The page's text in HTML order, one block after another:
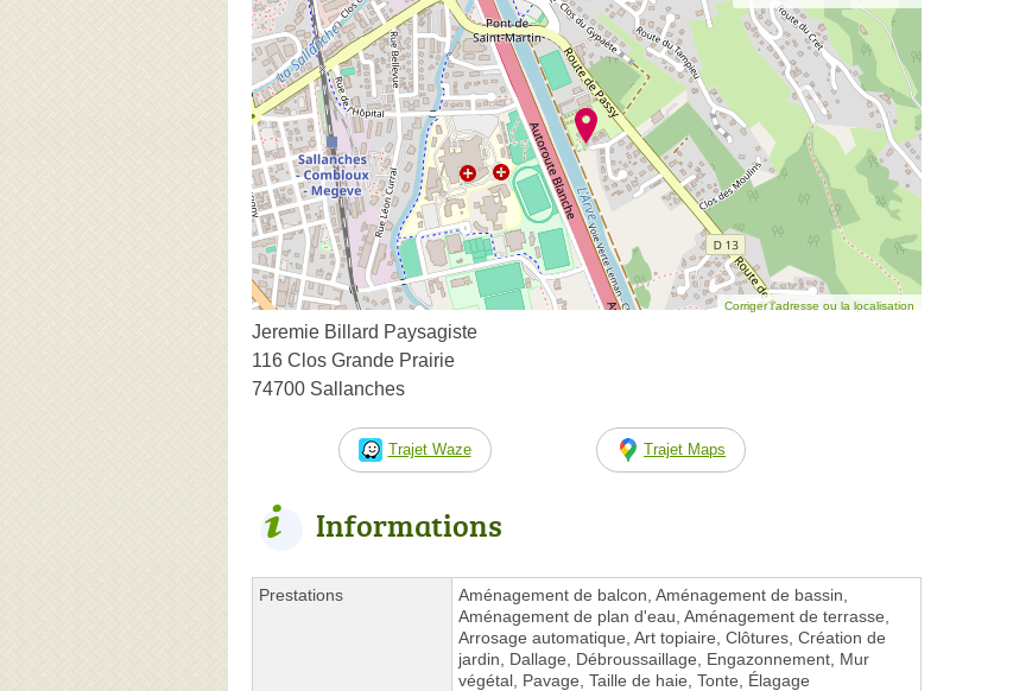
Corriger l’adresse ou la localisation
Jeremie Billard Paysagiste
116 Clos Grande Prairie
74700 Sallanches
Trajet Waze Trajet Maps
Informations
Prestations
Aménagement de balcon, Aménagement de bassin,
Aménagement de plan d'eau, Aménagement de terrasse,
Arrosage automatique, Art topiaire, Clôtures, Création de
jardin, Dallage, Débroussaillage, Engazonnement, Mur
végétal, Pavage, Taille de haie, Tonte, Élagage